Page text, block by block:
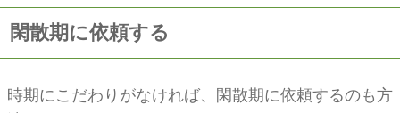
閑散期に依頼する
時期にこだわりがなければ、閑散期に依頼するのも方